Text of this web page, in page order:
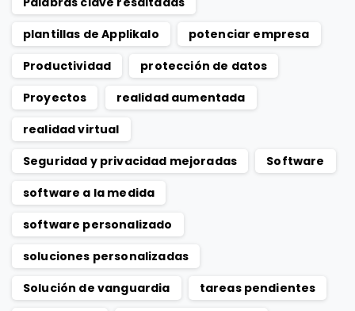
plantillas de Applikalo
potenciar empresa
Productividad
protección de datos
Proyectos
realidad aumentada
realidad virtual
Seguridad y privacidad mejoradas
Software
software a la medida
software personalizado
soluciones personalizadas
Solución de vanguardia
tareas pendientes